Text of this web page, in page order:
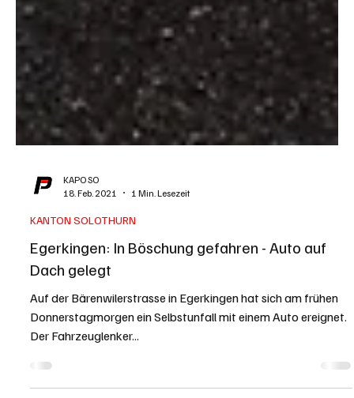
18. Feb. 2021
1 Min. Lesezeit
KANTON SOLOTHURN
Egerkingen: In Böschung gefahren - Auto auf
Dach gelegt
Auf der Bärenwilerstrasse in Egerkingen hat sich am frühen
Der Fahrzeuglenker...